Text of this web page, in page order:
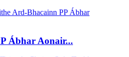
Ábhar Aonair...